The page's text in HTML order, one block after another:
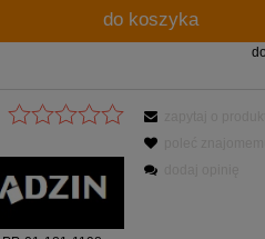
do koszyka